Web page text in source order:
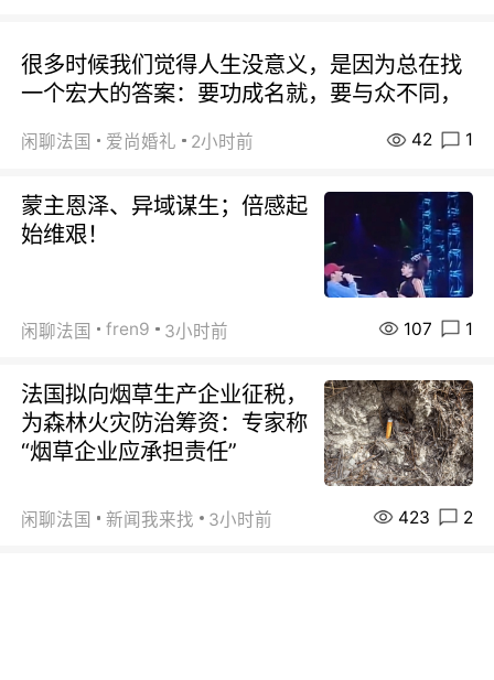
很多时候我们觉得人生没意义，是因为总在找
一个宏大的答案：要功成名就，要与众不同，
闲聊法国 爱尚婚礼 2小时前 42 1
蒙主恩泽、异域谋生；倍感起
始维艰！
闲聊法国 fren9 3小时前 107 1
法国拟向烟草生产企业征税，
为森林火灾防治筹资：专家称
“烟草企业应承担责任”
闲聊法国 新闻我来找 3小时前 423 2